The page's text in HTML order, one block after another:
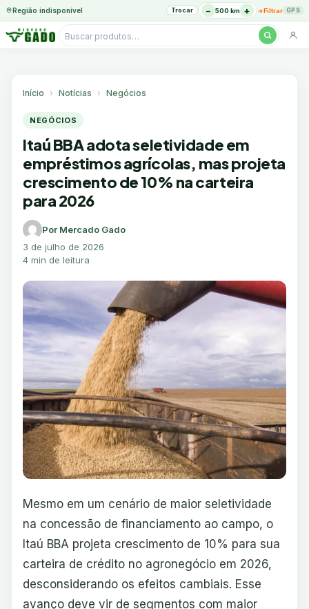
Região indisponível Trocar − 500 km + →Filtrar GPS
Pesquisar
Início Notícias Negócios
NEGÓCIOS
Itaú BBA adota seletividade em
empréstimos agrícolas, mas projeta
crescimento de 10% na carteira
para 2026
Por Mercado Gado
3 de julho de 2026
4 min de leitura
Mesmo em um cenário de maior seletividade
na concessão de financiamento ao campo, o
Itaú BBA projeta crescimento de 10% para sua
carteira de crédito no agronegócio em 2026,
desconsiderando os efeitos cambiais. Esse
avanço deve vir de segmentos com maior